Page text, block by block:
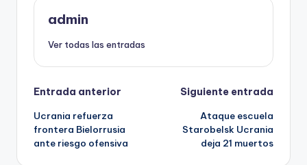
admin
Ver todas las entradas
Navegación
de
entradas
Entrada anterior
Ucrania refuerza
frontera Bielorrusia
ante riesgo ofensiva
Siguiente entrada
Ataque escuela
Starobelsk Ucrania
deja 21 muertos